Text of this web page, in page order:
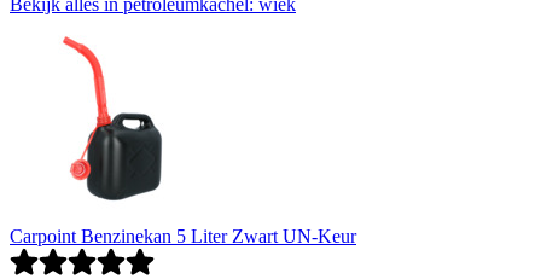
Carpoint Benzinekan 5 Liter Zwart UN-Keur